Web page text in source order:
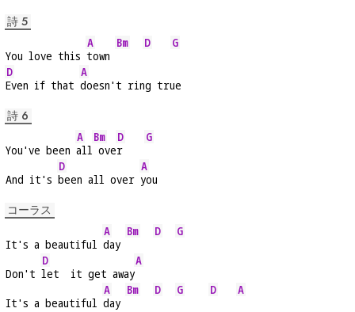
詩 5
You love this
A
town
Bm D
G
D
Even if that
A
doesn't ring true
詩 6
You've been
A
all
Bm
ove
D
r
G
And it's
D
been all over
A
you
コーラス
It's a beautiful
A
day
Bm D G
Don't
D
let  it get away
A
It's a beautiful
A
day
Bm D G D A